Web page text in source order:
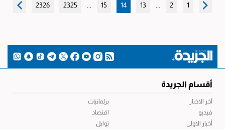
1
2
13
14
15
2325
2326
أقسام الجريدة
آخر الاخبار
فيديو
أخبار الاولى
برلمانيات
اقتصاد
توابل